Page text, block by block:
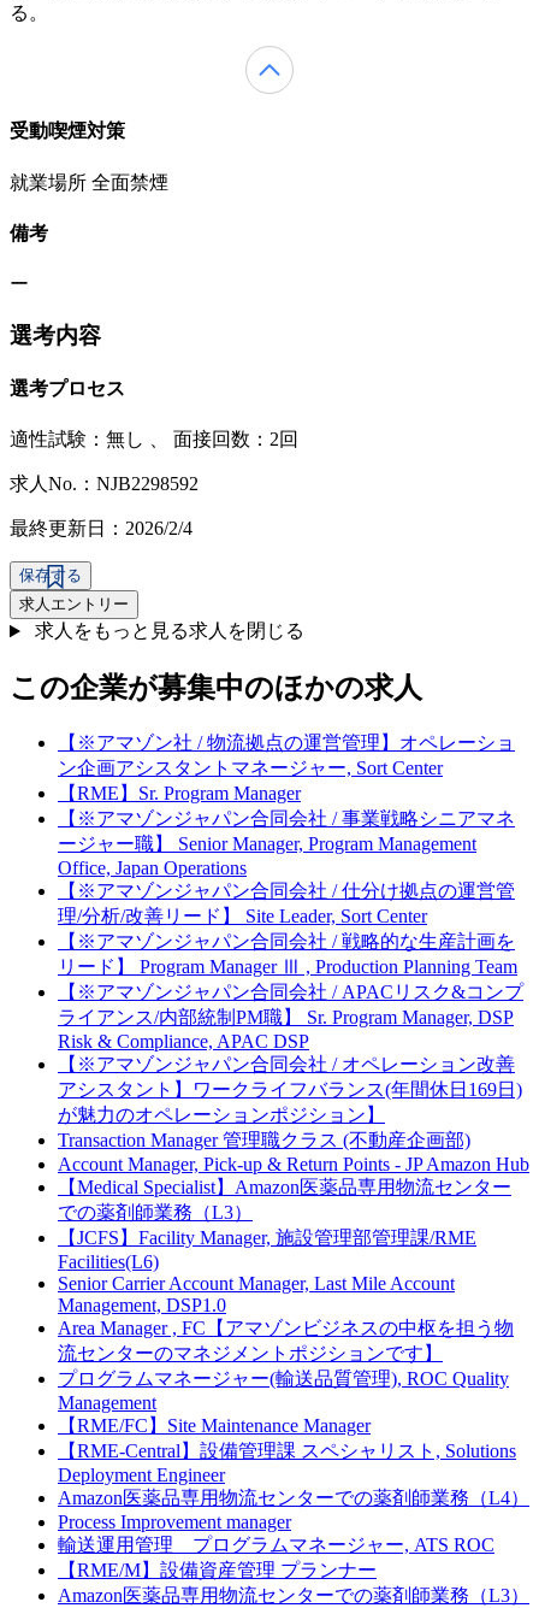
る。
受動喫煙対策
就業場所 全面禁煙
備考
ー
選考内容
選考プロセス
適性試験： 無し 面接回数：2回
求人No.：NJB2298592
最終更新日：2026/2/4
保存する
求人エントリー
求人をもっと見る求人を閉じる
この企業が募集中のほかの求人
【※アマゾン社 / 物流拠点の運営管理】オペレーショ
ン企画アシスタントマネージャー, Sort Center
【RME】Sr. Program Manager
【※アマゾンジャパン合同会社 / 事業戦略シニアマネ
ージャー職】 Senior Manager, Program Management
Office, Japan Operations
【※アマゾンジャパン合同会社 / 仕分け拠点の運営管
理/分析/改善リード】 Site Leader, Sort Center
【※アマゾンジャパン合同会社 / 戦略的な生産計画を
リード】 Program Manager Ⅲ , Production Planning Team
【※アマゾンジャパン合同会社 / APACリスク&コンプ
ライアンス/内部統制PM職】 Sr. Program Manager, DSP
Risk & Compliance, APAC DSP
【※アマゾンジャパン合同会社 / オペレーション改善
アシスタント】ワークライフバランス(年間休日169日)
が魅力のオペレーションポジション】
Transaction Manager 管理職クラス (不動産企画部)
Account Manager, Pick-up & Return Points - JP Amazon Hub
【Medical Specialist】Amazon医薬品専用物流センター
での薬剤師業務（L3）
【JCFS】Facility Manager, 施設管理部管理課/RME
Facilities(L6)
Senior Carrier Account Manager, Last Mile Account
Management, DSP1.0
Area Manager , FC【アマゾンビジネスの中枢を担う物
流センターのマネジメントポジションです】
プログラムマネージャー(輸送品質管理), ROC Quality
Management
【RME/FC】Site Maintenance Manager
【RME-Central】設備管理課 スペシャリスト, Solutions
Deployment Engineer
Amazon医薬品専用物流センターでの薬剤師業務（L4）
Process Improvement manager
輸送運用管理 プログラムマネージャー, ATS ROC
【RME/M】設備資産管理 プランナー
Amazon医薬品専用物流センターでの薬剤師業務（L3）